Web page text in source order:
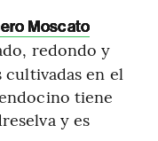
Moscato
redondo y
en el
tiene
y es